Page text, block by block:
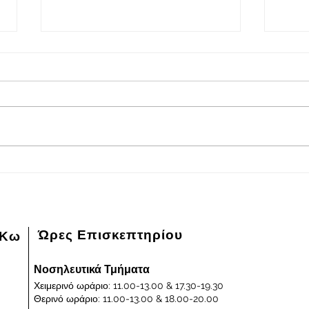
Πρόγραμμα εφημερευόντων
08/08/2026 και ημέρα Σάββατο
07/
Κω Ώρες Επισκεπτηρίου
Νοσηλευτικά Τμήματα
Χειμερινό ωράριο: 11.00-13.00 & 17.30-19.30
Θερινό ωράριο: 11.00-13.00 & 18.00-20.00